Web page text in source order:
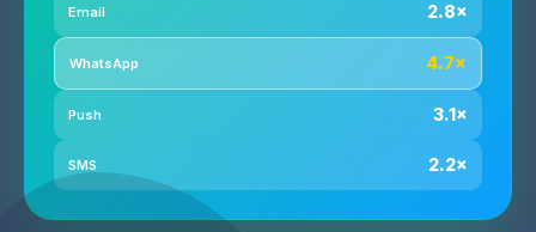
Email 2.8×
WhatsApp 4.7×
Push 3.1×
SMS 2.2×